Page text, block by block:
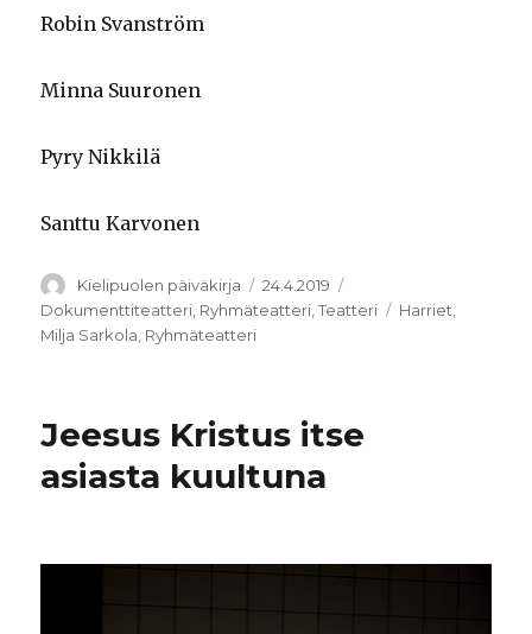
Robin Svanström
Minna Suuronen
Pyry Nikkilä
Santtu Karvonen
Kirjoittaja
Kielipuolen päiväkirja Julkaistu
24.4.2019
Dokumenttiteatteri Ryhmäteatteri ,Teatteri Avainsanat
Harriet
Milja Sarkola Ryhmäteatteri
Jeesus Kristus itse
asiasta kuultuna